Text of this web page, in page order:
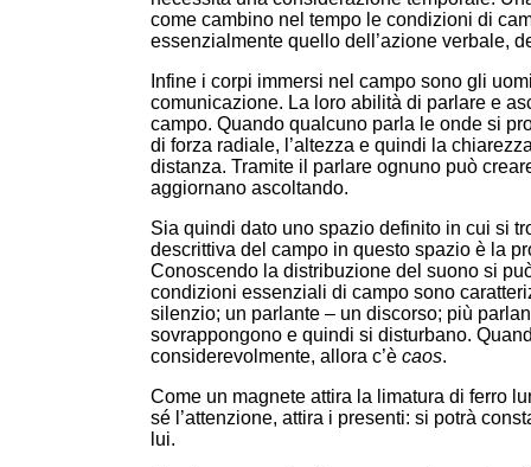
come cambino nel tempo le condizioni di
essenzialmente quello dell’azione verbale,
Infine i corpi immersi nel campo sono gli
comunicazione. La loro abilità di parlare e
campo. Quando qualcuno parla le onde si
di forza radiale, l’altezza e quindi la
distanza. Tramite il parlare ognuno può
aggiornano ascoltando.
Sia quindi dato uno spazio definito in cui si
descrittiva del campo in questo spazio è la
Conoscendo la distribuzione del suono si
condizioni essenziali di campo sono
silenzio; un parlante – un discorso; più
sovrappongono e quindi si disturbano.
considerevolmente, allora c’è caos.
Come un magnete attira la limatura di ferro
sé l’attenzione, attira i presenti: si potrà
lui.